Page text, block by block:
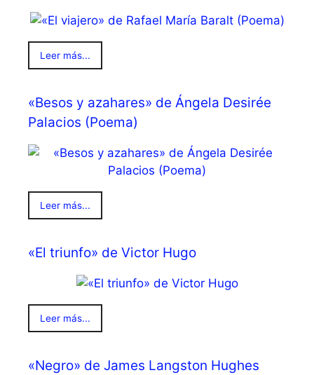
Leer más...
«Besos y azahares» de Ángela Desirée
Palacios (Poema)
Leer más...
«El triunfo» de Victor Hugo
Leer más...
«Negro» de James Langston Hughes